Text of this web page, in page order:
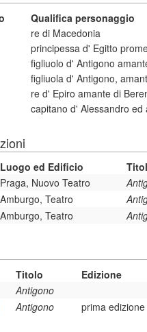
Qualifica personaggio
re di Macedonia
principessa d' Egitto
figliuolo d' Antigono
figliuola d' Antigono,
re d' Epiro amante di
capitano d' Alessandro ed
Luogo ed Edificio
Praga, Nuovo Teatro
Amburgo, Teatro
Amburgo, Teatro
Titolo
Edizione
Antigono
Antigono prima edizione